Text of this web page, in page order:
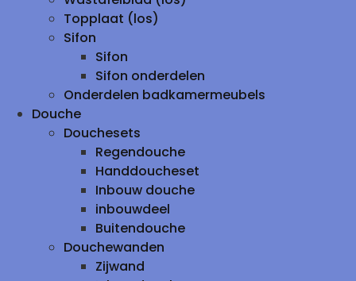
Topplaat (los)
Sifon
Sifon
Sifon onderdelen
Onderdelen badkamermeubels
Douche
Douchesets
Regendouche
Handdoucheset
Inbouw douche
inbouwdeel
Buitendouche
Douchewanden
Zijwand